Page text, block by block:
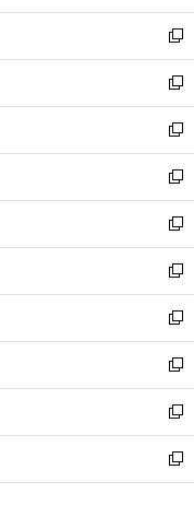
開
く
ウ
で
開
く
ン
ド
ウ
で
開
く
ウ
ィ
ン
ド
ウ
で
開
く
新
し
い
ウ
ィ
ン
ド
ウ
で
開
く
新
し
い
ウ
ィ
ン
ド
ウ
で
開
く
新
し
い
ウ
ィ
ン
ド
ウ
で
開
く
新
し
い
ウ
ィ
ン
ド
ウ
で
開
く
新
し
い
ウ
ィ
ン
ド
ウ
で
開
く
新
し
い
ウ
ィ
ン
ド
ウ
で
開
新
し
い
ウ
ィ
ン
ド
ウ
新
し
い
ウ
ィ
ン
新
し
い
ウ
新
し